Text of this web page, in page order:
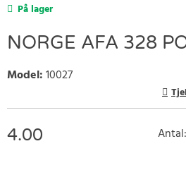
På lager
NORGE AFA 328
Model:10027
4.00 Antal: